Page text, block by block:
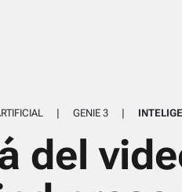
| GENIE 3 |
del